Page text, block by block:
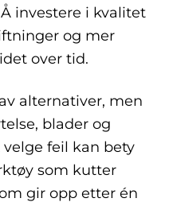
investere i kvalitet
og mer
over tid.
alternativer, men
blader og
feil kan bety
som kutter
gir opp etter én